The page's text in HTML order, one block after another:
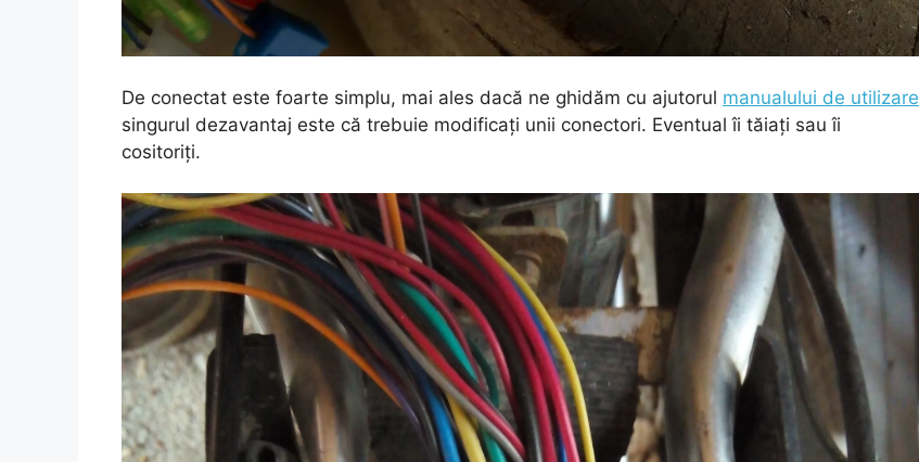
De conectat este foarte simplu, mai ales dacă ne ghidăm cu ajutorul manualului de utilizare
singurul dezavantaj este că trebuie modificați unii conectori. Eventual îi tăiați sau îi
cositoriți.